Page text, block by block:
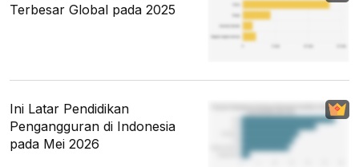
Terbesar Global pada 2025
Ini Latar Pendidikan
Pengangguran di Indonesia
pada Mei 2026